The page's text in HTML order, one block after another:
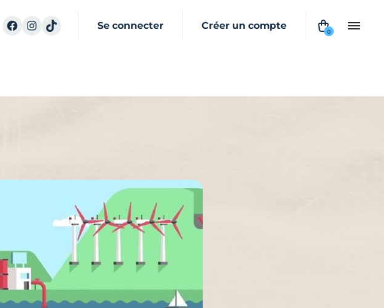
Facebook
Instagram
TikTokSe connecter Créer un compte
0